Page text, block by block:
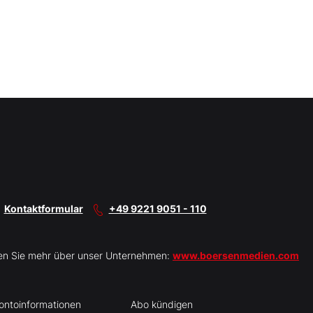
Kontaktformular +49 9221 9051 - 110
Sie mehr über unser Unternehmen: www.boersenmedien.com
Abo kündigen